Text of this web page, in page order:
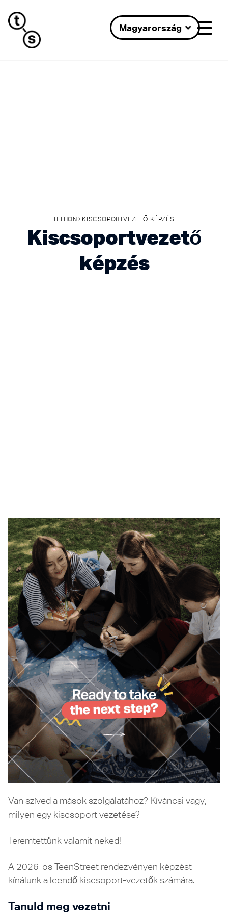
Magyarország
ITTHON › KISCSOPORTVEZETŐ KÉPZÉS
Kiscsoportvezető
képzés
Van szíved a mások szolgálatához? Kíváncsi vagy,
milyen egy kiscsoport vezetése?
Teremtettünk valamit neked!
A 2026-os TeenStreet rendezvényen képzést
kínálunk a leendő kiscsoport-vezetők számára.
Tanuld meg vezetni